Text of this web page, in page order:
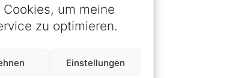
um meine
zu optimieren.
Einstellungen